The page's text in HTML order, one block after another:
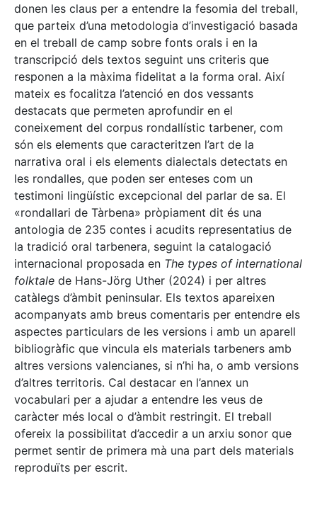
donen les claus per a entendre la fesomia del treball,
que parteix d’una metodologia d’investigació basada
en el treball de camp sobre fonts orals i en la
transcripció dels textos seguint uns criteris que
responen a la màxima fidelitat a la forma oral. Així
mateix es focalitza l’atenció en dos vessants
destacats que permeten aprofundir en el
coneixement del corpus rondallístic tarbener, com
són els elements que caracteritzen l’art de la
narrativa oral i els elements dialectals detectats en
les rondalles, que poden ser enteses com un
testimoni lingüístic excepcional del parlar de sa. El
«rondallari de Tàrbena» pròpiament dit és una
antologia de 235 contes i acudits representatius de
la tradició oral tarbenera, seguint la catalogació
internacional proposada en The types of international
folktale de Hans-Jörg Uther (2024) i per altres
catàlegs d’àmbit peninsular. Els textos apareixen
acompanyats amb breus comentaris per entendre els
aspectes particulars de les versions i amb un aparell
bibliogràfic que vincula els materials tarbeners amb
altres versions valencianes, si n’hi ha, o amb versions
d’altres territoris. Cal destacar en l’annex un
vocabulari per a ajudar a entendre les veus de
caràcter més local o d’àmbit restringit. El treball
ofereix la possibilitat d’accedir a un arxiu sonor que
permet sentir de primera mà una part dels materials
reproduïts per escrit.